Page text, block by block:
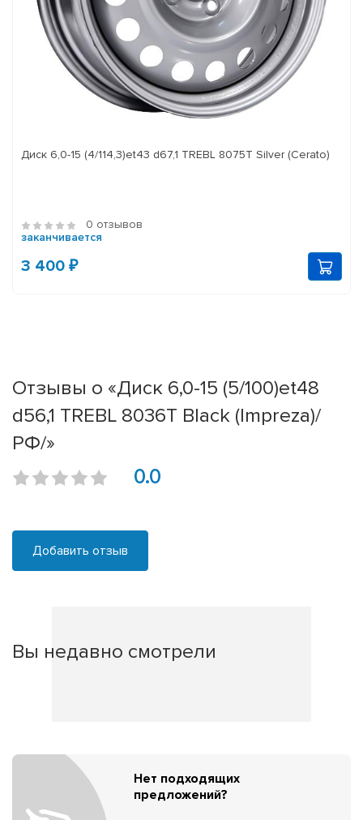
Диск 6,0-15 (4/114,3)et43 d67,1 TREBL 8075T Silver (Cerato)
0 отзывов
заканчивается
3 400 ₽
Отзывы о «Диск 6,0-15 (5/100)et48
d56,1 TREBL 8036T Black (Impreza)/
РФ/»
0.0
Добавить отзыв
Вы недавно смотрели
Нет подходящих
предложений?